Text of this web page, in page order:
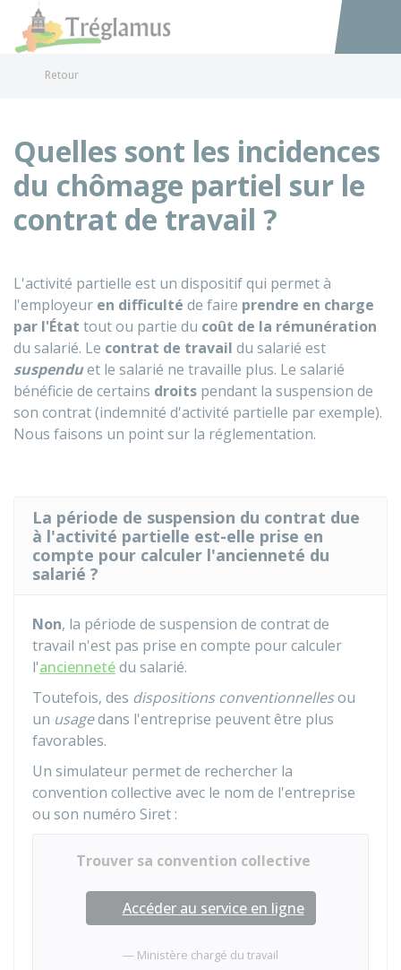
Accéder
Retour
Quelles sont les incidences
du chômage partiel sur le
contrat de travail ?
L'activité partielle est un dispositif qui permet à
l'employeur en difficulté de faire prendre en charge
par l'État tout ou partie du coût de la rémunération
du salarié. Le contrat de travail du salarié est
suspenduet le salarié ne travaille plus. Le salarié
bénéficie de certains droits pendant la suspension de
son contrat (indemnité d'activité partielle par exemple).
Nous faisons un point sur la réglementation.
La période de suspension du contrat due
à l'activité partielle est-elle prise en
compte pour calculer l'ancienneté du
salarié ?
Non, la période de suspension de contrat de
travail n'est pas prise en compte pour calculer
l'anciennetédu salarié.
Toutefois, des dispositions conventionnellesou
un usagedans l'entreprise peuvent être plus
favorables.
Un simulateur permet de rechercher la
convention collective avec le nom de l'entreprise
ou son numéro Siret :
Trouver sa convention collective
Accéder au service en ligne
Ministère chargé du travail